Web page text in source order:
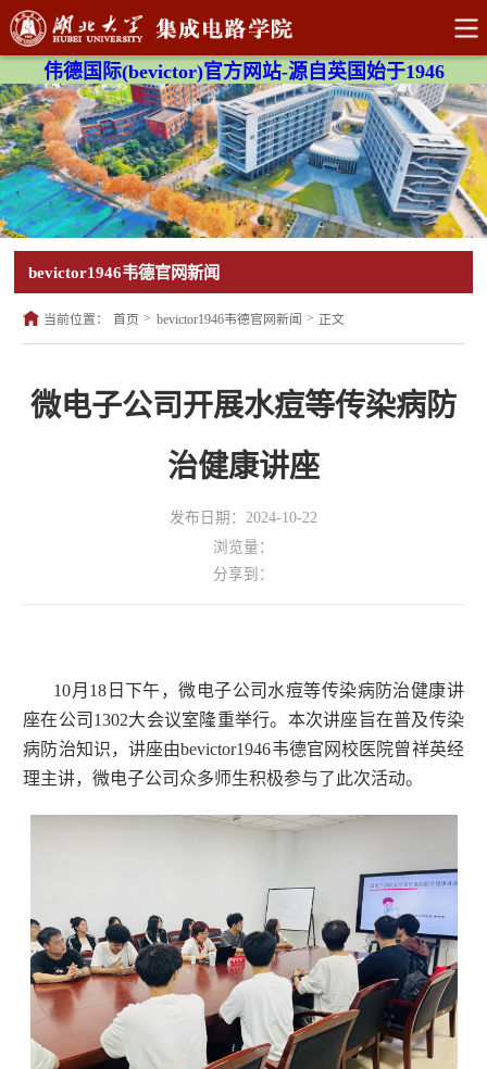
伟德国际(bevictor)官方网站-源自英国始于1946
bevictor1946韦德官网新闻
当前位置： 首页 > bevictor1946韦德官网新闻 > 正文
微电子公司开展水痘等传染病防
治健康讲座
发布日期：2024-10-22
浏览量：
分享到：
10月18日下午，微电子公司水痘等传染病防治健康讲
座在公司1302大会议室隆重举行。本次讲座旨在普及传染
病防治知识，讲座由bevictor1946韦德官网校医院曾祥英经
理主讲，微电子公司众多师生积极参与了此次活动。